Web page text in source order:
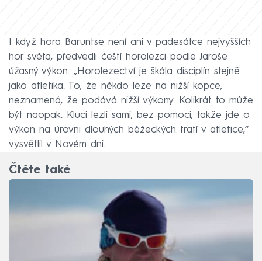
I když hora Baruntse není ani v padesátce nejvyšších
hor světa, předvedli čeští horolezci podle Jaroše
úžasný výkon. „Horolezectví je škála disciplín stejně
jako atletika. To, že někdo leze na nižší kopce,
neznamená, že podává nižší výkony. Kolikrát to může
být naopak. Kluci lezli sami, bez pomoci, takže jde o
výkon na úrovni dlouhých běžeckých tratí v atletice,“
vysvětlil v Novém dni.
Čtěte také